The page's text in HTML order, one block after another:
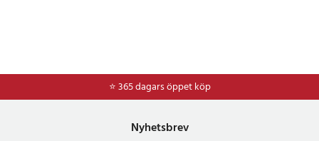
⭐ 365 dagars öppet köp
⭐Frakt 49kr *
Nyhetsbrev